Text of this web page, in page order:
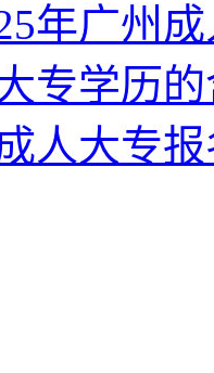
年广州
专学历
人大专